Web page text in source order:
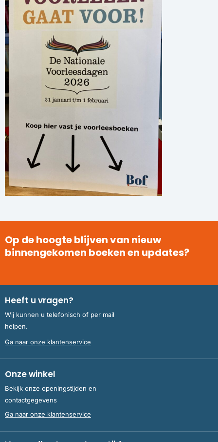
Op de hoogte blijven van nieuw
binnengekomen boeken en updates?
Heeft u vragen?
Wij kunnen u telefonisch of per mail
helpen.
Ga naar onze klantenservice
Onze winkel
Bekijk onze openingstijden en
contactgegevens
Ga naar onze klantenservice